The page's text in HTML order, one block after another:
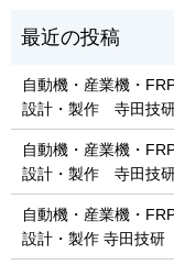
自動機・産業機・
設計・製作 寺田技
自動機・産業機・
設計・製作 寺田
自動機・産業機・
設計・製作 寺田技